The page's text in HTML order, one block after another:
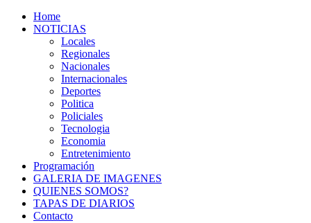
Home
NOTICIAS
Locales
Regionales
Nacionales
Internacionales
Deportes
Politica
Policiales
Tecnologia
Economia
Entretenimiento
Programación
GALERIA DE IMAGENES
QUIENES SOMOS?
TAPAS DE DIARIOS
Contacto